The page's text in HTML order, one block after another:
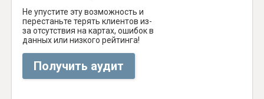
Не упустите эту возможность и
перестаньте терять клиентов из-
за отсутствия на картах, ошибок в
данных или низкого рейтинга!
Получить аудит